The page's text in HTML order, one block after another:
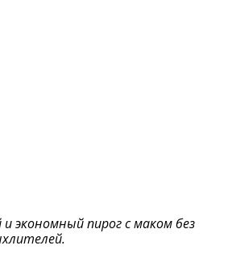
экономный пирог с маком без